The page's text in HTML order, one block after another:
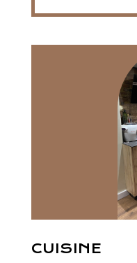
CUISINE